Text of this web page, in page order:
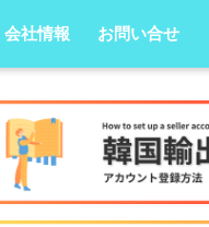
会社情報 お問い合せ